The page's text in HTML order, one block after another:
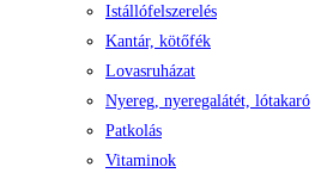
Istállófelszerelés
Kantár, kötőfék
Lovasruházat
Nyereg, nyeregalátét, lótakaró
Patkolás
Vitaminok